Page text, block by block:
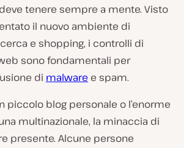
tenere sempre a mente. Visto
il nuovo ambiente di
e shopping, i controlli di
sono fondamentali per
di malware e spam.
piccolo blog personale o l’enorme
multinazionale, la minaccia di
presente. Alcune persone